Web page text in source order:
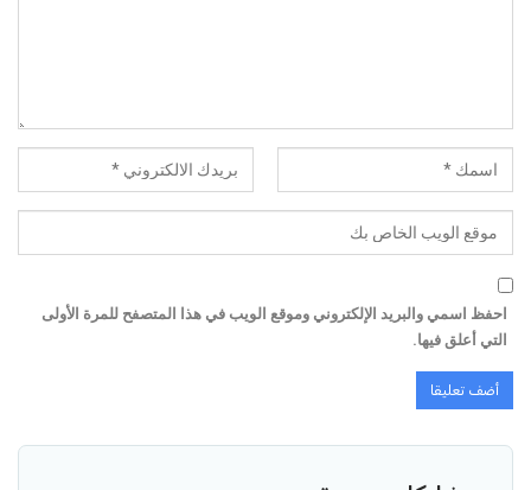
احفظ اسمي والبريد الإلكتروني وموقع الويب في هذا المتصفح للمرة الأولى
التي أعلق فيها.